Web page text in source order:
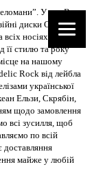
У нас Ви
диски CD, DVD,
носіях. В
її стилю та року
на нашому
Rock від лейбла
української
Ельзи, Скрябін,
щодо замовлення
всі зусилля, щоб
по всій
доставляння
майже у любій